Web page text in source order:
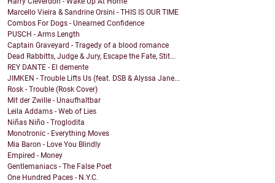
Marcello Vieira & Sandrine Orsini - THIS IS OUR TIME
Combos For Dogs - Unearned Confidence
PUSCH - Arms Length
Captain Graveyard - Tragedy of a blood romance
Dead Rabbitts, Judge & Jury, Escape the Fate, Stit...
REY DANTE - El demente
JIMKEN - Trouble Lifts Us (feat. DSB & Alyssa Jane...
Rosk - Trouble (Rosk Cover)
Mit der Zwille - Unaufhaltbar
Leila Addams - Web of Lies
Niñas Niño - Troglodita
Monotronic - Everything Moves
Mia Baron - Love You Blindly
Empired - Money
Gentlemaniacs - The False Poet
One Hundred Paces - N.Y.C.